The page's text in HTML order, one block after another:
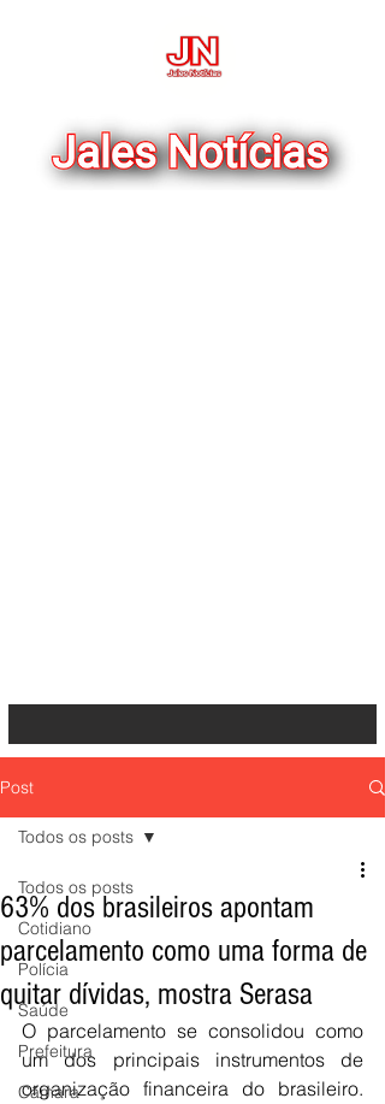
Post
Todos os posts
Cotidiano
Polícia
Saúde
Prefeitura
Câmara
Todos os posts
63% dos brasileiros apontam
parcelamento como uma forma de
quitar dívidas, mostra Serasa
O parcelamento se consolidou como
um dos principais instrumentos de
organização financeira do brasileiro.